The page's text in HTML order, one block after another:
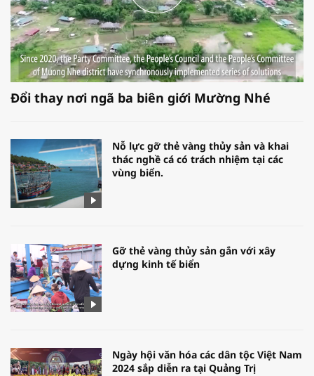
Đổi thay nơi ngã ba biên giới Mường Nhé
Nỗ lực gỡ thẻ vàng thủy sản và khai
thác nghề cá có trách nhiệm tại các
vùng biển.
Gỡ thẻ vàng thủy sản gắn với xây
dựng kinh tế biển
Ngày hội văn hóa các dân tộc Việt Nam
2024 sắp diễn ra tại Quảng Trị